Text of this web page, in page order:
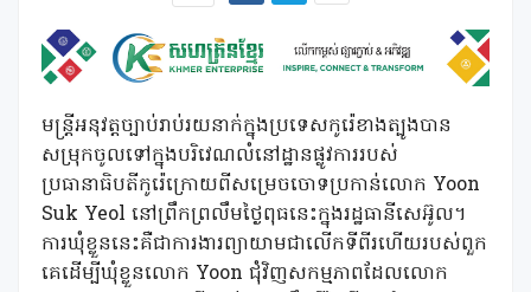
មន្ត្រីអនុវត្តច្បាប់រាប់រយនាក់ក្នុងប្រទេសកូរ៉េខាងត្បូងបាន
សម្រុកចូលទៅក្នុងបរិវេណលំនៅដ្ឋានផ្លូវការរបស់
ប្រធានាធិបតីកូរ៉េក្រោយពីសម្រេចចោទប្រកាន់លោក Yoon
Suk Yeol នៅព្រឹកព្រលឹមថ្ងៃពុធនេះក្នុងរដ្ឋធានីសេអ៊ូល។
ការឃុំខ្លួននេះគឺជាការងារព្យាយាមជាលើកទីពីរហើយរបស់ពួក
គេដើម្បីឃុំខ្លួនលោក Yoon ជុំវិញសកម្មភាពដែលលោក